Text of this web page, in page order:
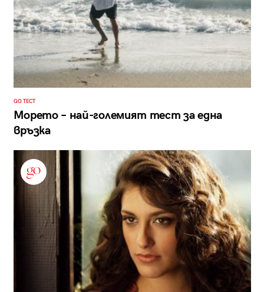
GO ТЕСТ
Морето – най-големият тест за една
връзка